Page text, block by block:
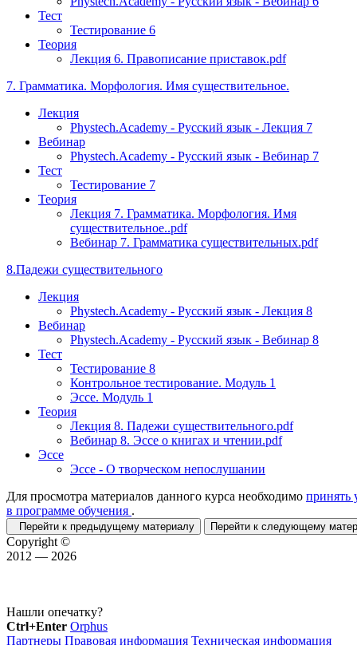
Тест
Тестирование 6
Теория
Лекция 6. Правописание приставок.pdf
7. Грамматика. Морфология. Имя существительное.
Лекция
Phystech.Academy - Русский язык - Лекция 7
Вебинар
Phystech.Academy - Русский язык - Вебинар 7
Тест
Тестирование 7
Теория
Лекция 7. Грамматика. Морфология. Имя
существительное..pdf
Вебинар 7. Грамматика существительных.pdf
8.Падежи существительного
Лекция
Phystech.Academy - Русский язык - Лекция 8
Вебинар
Phystech.Academy - Русский язык - Вебинар 8
Тест
Тестирование 8
Контрольное тестирование. Модуль 1
Эссе. Модуль 1
Теория
Лекция 8. Падежи существительного.pdf
Вебинар 8. Эссе о книгах и чтении.pdf
Эссе
Эссе - О творческом непослушании
Для просмотра материалов данного курса необходимо принять
в программе обучения .
Перейти к предыдущему материалу Перейти к следующему
Copyright ©
2012 — 2026
Нашли опечатку?
Ctrl+Enter Orphus
Партнеры Правовая информация Техническая информация